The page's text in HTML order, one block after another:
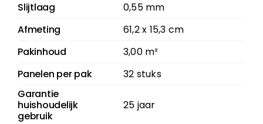
Slijtlaag
0,55 mm
Afmeting
61,2 x 15,3 cm
Pakinhoud
3,00 m²
Panelen per pak
32 stuks
Garantie
huishoudelijk
gebruik
25 jaar